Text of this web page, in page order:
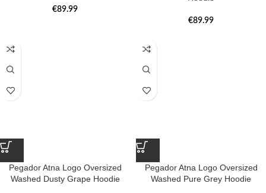
€89.99
€89.99
Pegador Atna Logo Oversized
Washed Dusty Grape Hoodie
Pegador Atna Logo Oversized
Washed Pure Grey Hoodie